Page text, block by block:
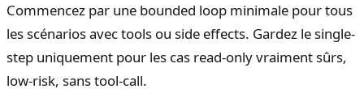
Commencez par une bounded loop minimale pour tous
les scénarios avec tools ou side effects. Gardez le single-
step uniquement pour les cas read-only vraiment sûrs,
low-risk, sans tool-call.